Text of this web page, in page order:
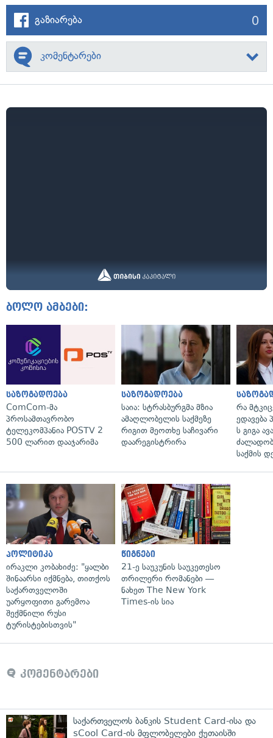
გაზიარება 0
კომენტარები
ბოლო ამბები:
საზოგადოება
ComCom-მა
პროსამთავრობო
ტელეკომპანია POSTV 2
500 ლარით დააჯარიმა
საზოგადოება
საია: სტრასბურგმა მზია
ამაღლობელის საქმეზე
რიგით მეოთხე საჩივარი
დაარეგისტრირა
რა
ედავება
ს გიგა
საქმის
პოლიტიკა
ირაკლი კობახიძე: "ყალბი
შინაარსი იქმნება, თითქოს
საქართველოში
უარყოფითი გარემოა
შექმნილი რუსი
ტურისტებისთვის"
წიგნები
21-ე საუკუნის საუკეთესო
თრილერი რომანები —
ნახეთ The New York
Times-ის სია
კომენტარები
საქართველოს ბანკის Student Card-ისა და
sCool Card-ის მფლობელები ქუთაისში